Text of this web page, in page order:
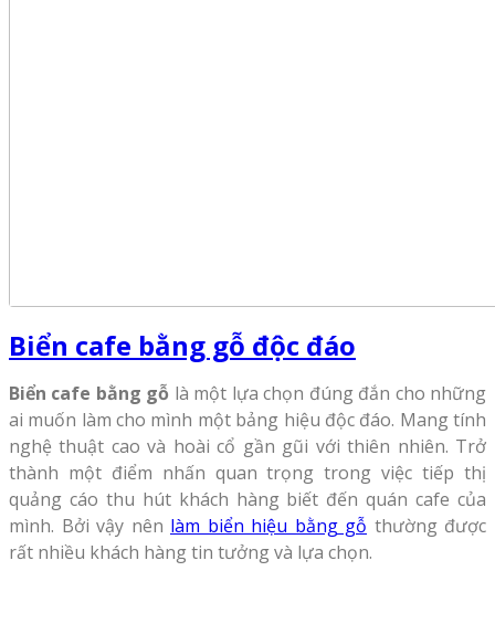
Biển cafe bằng gỗ độc đáo
Biển cafe bằng gỗ là một lựa chọn đúng đắn cho những
ai muốn làm cho mình một bảng hiệu độc đáo. Mang tính
nghệ thuật cao và hoài cổ gần gũi với thiên nhiên. Trở
thành một điểm nhấn quan trọng trong việc tiếp thị
quảng cáo thu hút khách hàng biết đến quán cafe của
mình. Bởi vậy nên làm biển hiệu bằng gỗ thường được
rất nhiều khách hàng tin tưởng và lựa chọn.